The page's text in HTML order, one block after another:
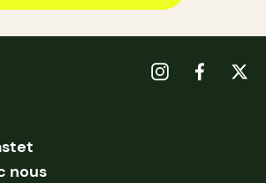
nous